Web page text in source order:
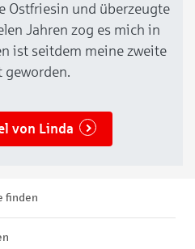
Ostfriesin und überzeugte
Jahren zog es mich in
ist seitdem meine zweite
geworden.
von Linda
finden